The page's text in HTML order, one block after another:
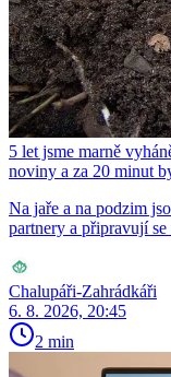
5 let jsme marně
noviny a za 20 minut
Na jaře a na podzim
partnery a připravují
Chalupáři-Zahrádkáři
6. 8. 2026, 20:45
2 min